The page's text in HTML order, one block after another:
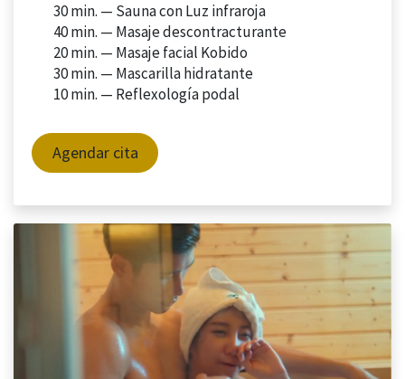
30 min. — Sauna con Luz infraroja
40 min. — Masaje descontracturante
20 min. — Masaje facial Kobido
30 min. — Mascarilla hidratante
10 min. — Reflexología podal
Agendar cita